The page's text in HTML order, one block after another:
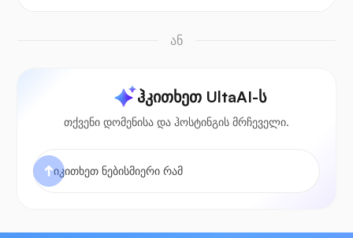
ან
ჰკითხეთ UltaAI-ს
თქვენი დომენისა და ჰოსტინგის მრჩეველი.